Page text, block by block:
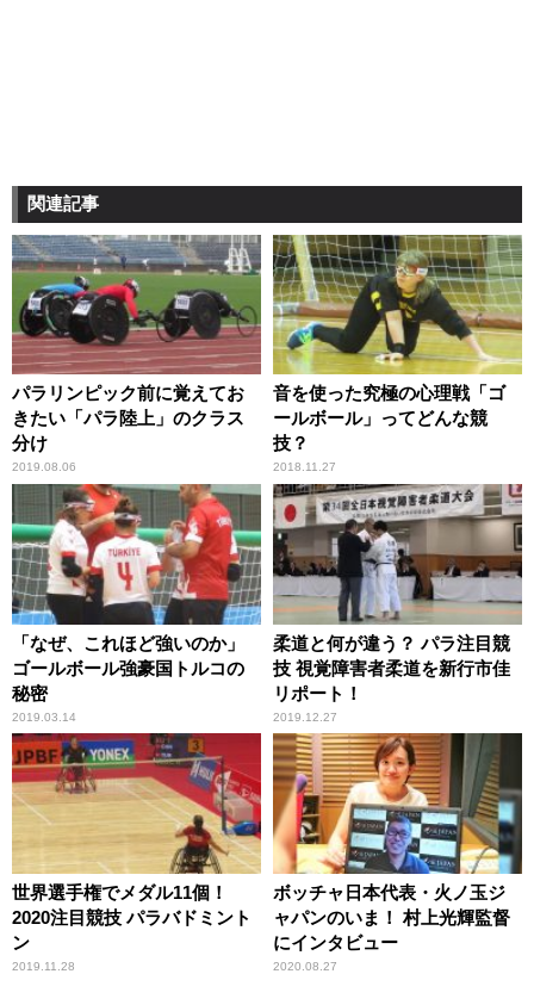
関連記事
パラリンピック前に覚えてお
きたい「パラ陸上」のクラス
分け
2019.08.06
音を使った究極の心理戦「ゴ
ールボール」ってどんな競
技？
2018.11.27
「なぜ、これほど強いのか」
ゴールボール強豪国トルコの
秘密
2019.03.14
柔道と何が違う？ パラ注目競
技 視覚障害者柔道を新行市佳
リポート！
2019.12.27
世界選手権でメダル11個！
2020注目競技 パラバドミント
ン
2019.11.28
ボッチャ日本代表・火ノ玉ジ
ャパンのいま！ 村上光輝監督
にインタビュー
2020.08.27